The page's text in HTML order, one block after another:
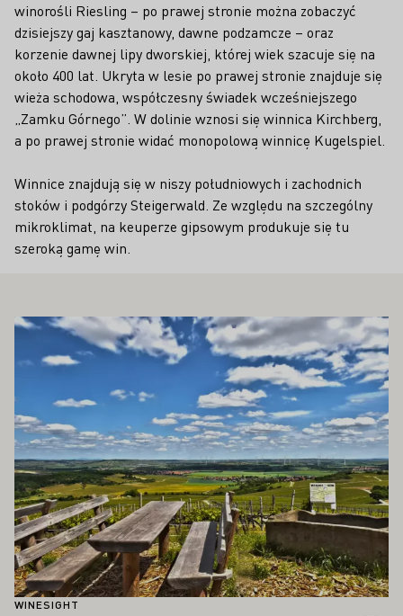
winorośli Riesling – po prawej stronie można zobaczyć
dzisiejszy gaj kasztanowy, dawne podzamcze – oraz
korzenie dawnej lipy dworskiej, której wiek szacuje się na
około 400 lat. Ukryta w lesie po prawej stronie znajduje się
wieża schodowa, współczesny świadek wcześniejszego
„Zamku Górnego”. W dolinie wznosi się winnica Kirchberg,
a po prawej stronie widać monopolową winnicę Kugelspiel.
Winnice znajdują się w niszy południowych i zachodnich
stoków i podgórzy Steigerwald. Ze względu na szczególny
mikroklimat, na keuperze gipsowym produkuje się tu
szeroką gamę win.
ZAINTERESOWAĆ
WINESIGHT
Proszę dowiedzieć się więcej